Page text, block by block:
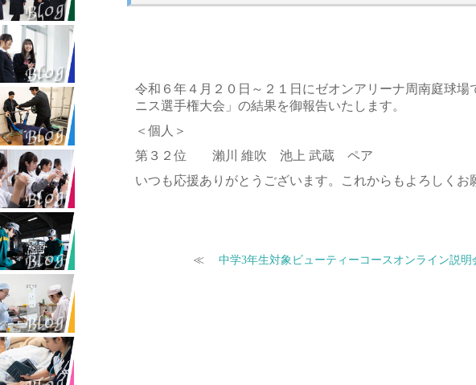
令和６年４月２０日～２１日にゼオンアリーナ周南庭球
ニス選手権大会」の結果を御報告いたします。
＜個人＞
第３２位 瀨川 維吹 池上 武蔵 ペア
いつも応援ありがとうございます。これからもよろしくお
≪ 中学3年生対象ビューティーコースオンライン説明